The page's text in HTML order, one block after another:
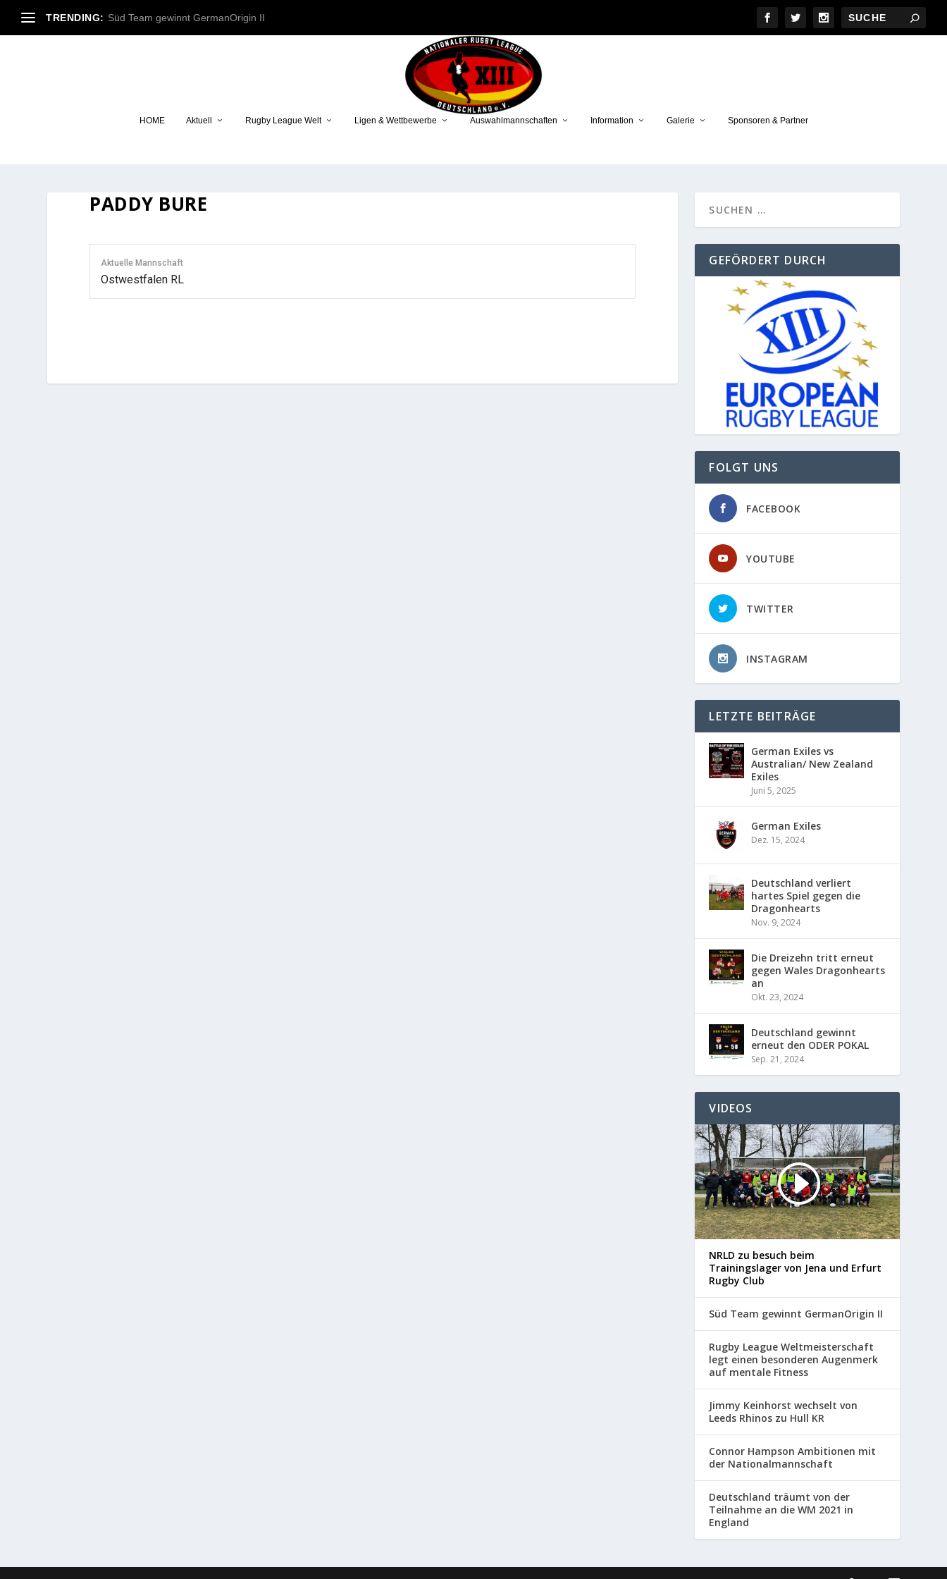
TRENDING: Süd Team gewinnt GermanOrigin II
HOME Aktuell Rugby League Welt Ligen & Wettbewerbe Auswahlmannschaften Information Galerie Sponsoren & Partner
PADDY BURE
Aktuelle Mannschaft
Ostwestfalen RL
GEFÖRDERT DURCH
FOLGT UNS
FACEBOOK
YOUTUBE
TWITTER
INSTAGRAM
LETZTE BEITRÄGE
German Exiles vs
Australian/ New Zealand
Exiles
Juni 5, 2025
German Exiles
Dez. 15, 2024
Deutschland verliert
hartes Spiel gegen die
Dragonhearts
Nov. 9, 2024
Die Dreizehn tritt erneut
gegen Wales Dragonhearts
an
Okt. 23, 2024
Deutschland gewinnt
erneut den ODER POKAL
Sep. 21, 2024
VIDEOS
NRLD zu besuch beim
Trainingslager von Jena und Erfurt
Rugby Club
Süd Team gewinnt GermanOrigin II
Rugby League Weltmeisterschaft
legt einen besonderen Augenmerk
auf mentale Fitness
Jimmy Keinhorst wechselt von
Leeds Rhinos zu Hull KR
Connor Hampson Ambitionen mit
der Nationalmannschaft
Deutschland träumt von der
Teilnahme an die WM 2021 in
England